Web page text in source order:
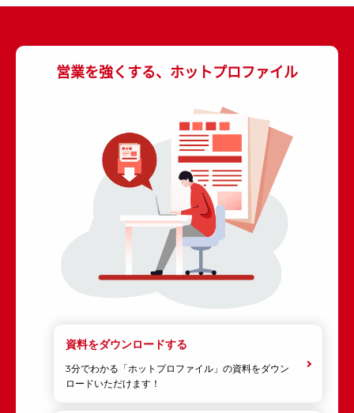
営業を強くする、ホットプロファイル
資料をダウンロードする
3分でわかる「ホットプロファイル」の資料をダウン
ロードいただけます！